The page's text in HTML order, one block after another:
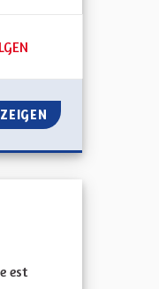
EXPLICATIFS
TABLEAUX
est